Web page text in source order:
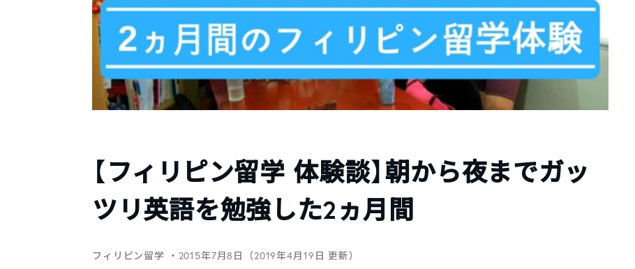
【フィリピン留学 体験談】朝から夜までガッ
ツリ英語を勉強した2ヵ月間
フィリピン留学 ・2015年7月8日（2019年4月19日 更新）